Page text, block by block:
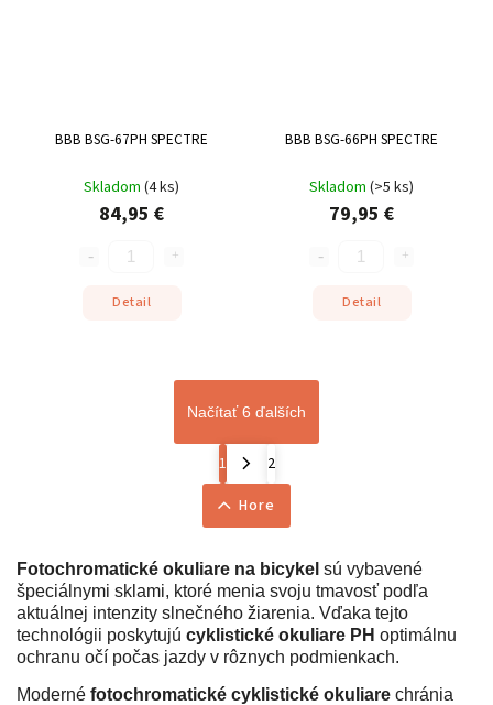
BBB BSG-67PH SPECTRE
Skladom (4 ks)
84,95 €
Detail
BBB BSG-66PH SPECTRE
Skladom (>5 ks)
79,95 €
Detail
Načítať 6 ďalších
1
2
Hore
Fotochromatické okuliare na bicykel sú vybavené
špeciálnymi sklami, ktoré menia svoju tmavosť podľa
aktuálnej intenzity slnečného žiarenia. Vďaka tejto
technológii poskytujú cyklistické okuliare PH optimálnu
ochranu očí počas jazdy v rôznych podmienkach.
Moderné fotochromatické cyklistické okuliare chránia